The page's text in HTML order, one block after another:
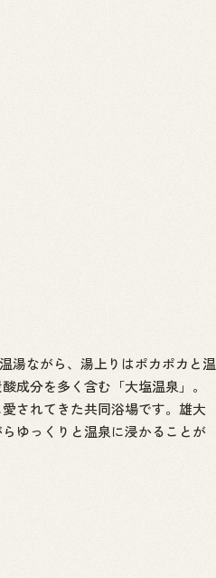
湯ながら、湯上りはポカポカと温
成分を多く含む「大塩温泉」。
されてきた共同浴場です。雄大
ゆっくりと温泉に浸かることが